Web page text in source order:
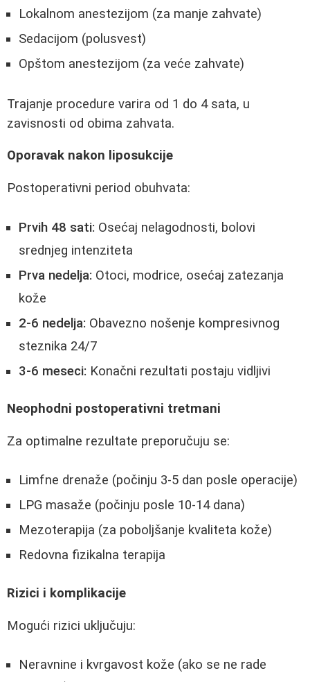
Lokalnom anestezijom (za manje zahvate)
Sedacijom (polusvest)
Opštom anestezijom (za veće zahvate)
Trajanje procedure varira od 1 do 4 sata, u
zavisnosti od obima zahvata.
Oporavak nakon liposukcije
Postoperativni period obuhvata:
Prvih 48 sati: Osećaj nelagodnosti, bolovi
srednjeg intenziteta
Prva nedelja: Otoci, modrice, osećaj zatezanja
kože
2-6 nedelja: Obavezno nošenje kompresivnog
steznika 24/7
3-6 meseci: Konačni rezultati postaju vidljivi
Neophodni postoperativni tretmani
Za optimalne rezultate preporučuju se:
Limfne drenaže (počinju 3-5 dan posle operacije)
LPG masaže (počinju posle 10-14 dana)
Mezoterapija (za poboljšanje kvaliteta kože)
Redovna fizikalna terapija
Rizici i komplikacije
Mogući rizici uključuju:
Neravnine i kvrgavost kože (ako se ne rade